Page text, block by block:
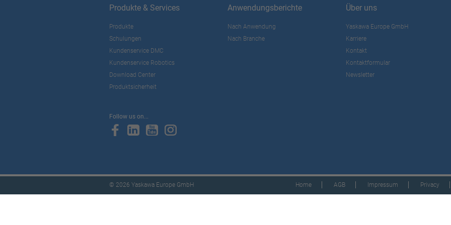
Produkte & Services
Produkte
Schulungen
Kundenservice DMC
Kundenservice Robotics
Download Center
Produktsicherheit
Anwendungsberichte
Nach Anwendung
Nach Branche
Über uns
Yaskawa Europe GmbH
Karriere
Kontakt
Kontaktformular
Newsletter
Follow us on...
© 2026 Yaskawa Europe GmbH Home AGB Impressum Privacy